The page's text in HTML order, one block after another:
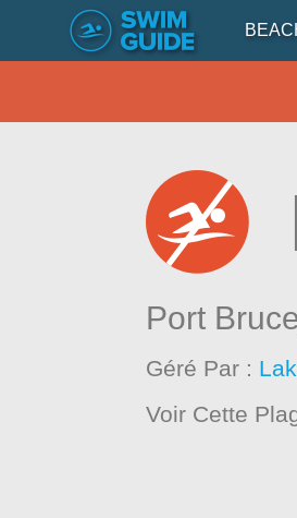
Port
Géré Par :
Voir Cette